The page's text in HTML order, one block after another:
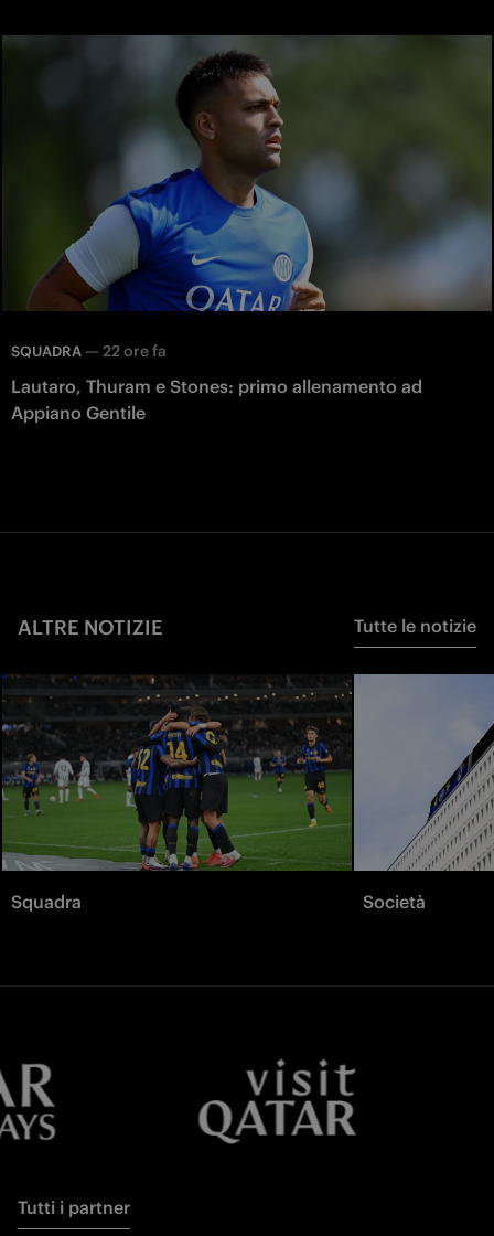
SQUADRA — 22 ore fa
Lautaro, Thuram e Stones: primo allenamento ad
Appiano Gentile
ALTRE NOTIZIE Tutte le notizie
Squadra Società
Tutti i partner